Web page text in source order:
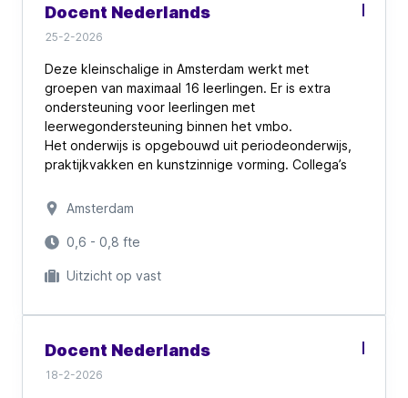
Docent Nederlands
25-2-2026
Deze kleinschalige in Amsterdam werkt met
groepen van maximaal 16 leerlingen. Er is extra
ondersteuning voor leerlingen met
leerwegondersteuning binnen het vmbo.
Het onderwijs is opgebouwd uit periodeonderwijs,
praktijkvakken en kunstzinnige vorming. Collega’s
naam. Persoonlijke aandacht, overzicht en
Amsterdam
0,6 - 0,8 fte
Uitzicht op vast
Docent Nederlands
18-2-2026